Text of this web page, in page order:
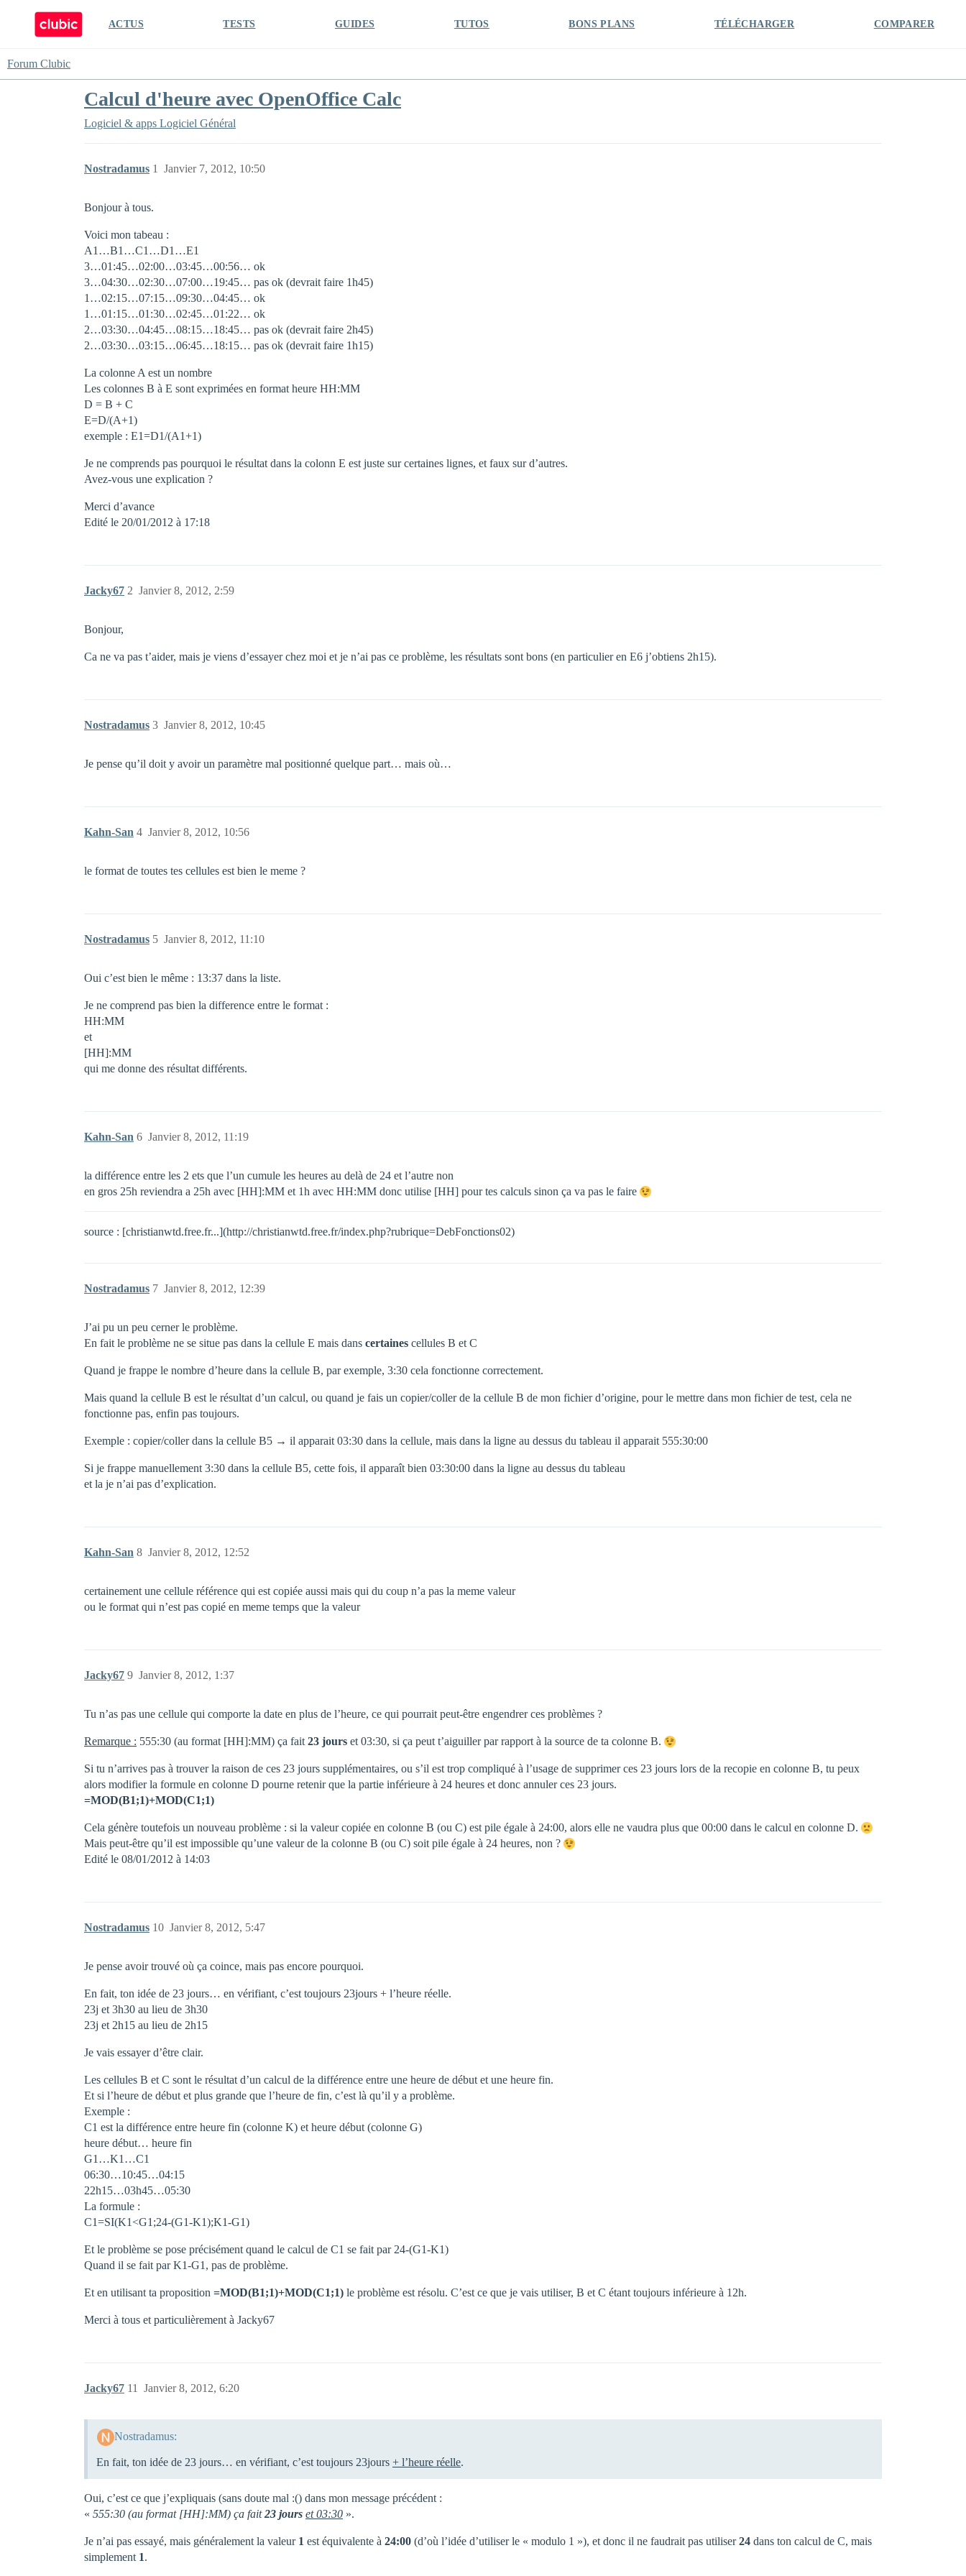
ACTUS TESTS GUIDES TUTOS BONS PLANS TÉLÉCHARGER COMPARER
Forum Clubic
Calcul d'heure avec OpenOffice Calc
Logiciel & apps Logiciel Général
Nostradamus Janvier 7, 2012, 10:50
1
Bonjour à tous.
Voici mon tabeau :
A1…B1…C1…D1…E1
3…01:45…02:00…03:45…00:56… ok
3…04:30…02:30…07:00…19:45… pas ok (devrait faire 1h45)
1…02:15…07:15…09:30…04:45… ok
1…01:15…01:30…02:45…01:22… ok
2…03:30…04:45…08:15…18:45… pas ok (devrait faire 2h45)
2…03:30…03:15…06:45…18:15… pas ok (devrait faire 1h15)
La colonne A est un nombre
Les colonnes B à E sont exprimées en format heure HH:MM
D = B + C
E=D/(A+1)
exemple : E1=D1/(A1+1)
Je ne comprends pas pourquoi le résultat dans la colonn E est juste sur certaines lignes, et faux sur d’autres.
Avez-vous une explication ?
Merci d’avance
Edité le 20/01/2012 à 17:18
Jacky67 Janvier 8, 2012, 2:59
2
Bonjour,
Ca ne va pas t’aider, mais je viens d’essayer chez moi et je n’ai pas ce problème, les résultats sont bons (en particulier en E6 j’obtiens 2h15).
Nostradamus Janvier 8, 2012, 10:45
3
Je pense qu’il doit y avoir un paramètre mal positionné quelque part… mais où…
Kahn-San Janvier 8, 2012, 10:56
4
le format de toutes tes cellules est bien le meme ?
Nostradamus Janvier 8, 2012, 11:10
5
Oui c’est bien le même : 13:37 dans la liste.
Je ne comprend pas bien la difference entre le format :
HH:MM
et
[HH]:MM
qui me donne des résultat différents.
Kahn-San Janvier 8, 2012, 11:19
6
la différence entre les 2 ets que l’un cumule les heures au delà de 24 et l’autre non
en gros 25h reviendra a 25h avec [HH]:MM et 1h avec HH:MM donc utilise [HH] pour tes calculs sinon ça va pas le faire
source : [christianwtd.free.fr...](http://christianwtd.free.fr/index.php?rubrique=DebFonctions02)
Nostradamus Janvier 8, 2012, 12:39
7
J’ai pu un peu cerner le problème.
En fait le problème ne se situe pas dans la cellule E mais dans certaines cellules B et C
Quand je frappe le nombre d’heure dans la cellule B, par exemple, 3:30 cela fonctionne correctement.
Mais quand la cellule B est le résultat d’un calcul, ou quand je fais un copier/coller de la cellule B de mon fichier d’origine, pour le mettre dans mon fichier de test, cela ne
fonctionne pas, enfin pas toujours.
Exemple : copier/coller dans la cellule B5 → il apparait 03:30 dans la cellule, mais dans la ligne au dessus du tableau il apparait 555:30:00
Si je frappe manuellement 3:30 dans la cellule B5, cette fois, il apparaît bien 03:30:00 dans la ligne au dessus du tableau
et la je n’ai pas d’explication.
Kahn-San Janvier 8, 2012, 12:52
8
certainement une cellule référence qui est copiée aussi mais qui du coup n’a pas la meme valeur
ou le format qui n’est pas copié en meme temps que la valeur
Jacky67 Janvier 8, 2012, 1:37
9
Tu n’as pas une cellule qui comporte la date en plus de l’heure, ce qui pourrait peut-être engendrer ces problèmes ?
Remarque : 555:30 (au format [HH]:MM) ça fait 23 jours et 03:30, si ça peut t’aiguiller par rapport à la source de ta colonne B.
Si tu n’arrives pas à trouver la raison de ces 23 jours supplémentaires, ou s’il est trop compliqué à l’usage de supprimer ces 23 jours lors de la recopie en colonne B, tu peux
alors modifier la formule en colonne D pourne retenir que la partie inférieure à 24 heures et donc annuler ces 23 jours.
=MOD(B1;1)+MOD(C1;1)
Cela génère toutefois un nouveau problème : si la valeur copiée en colonne B (ou C) est pile égale à 24:00, alors elle ne vaudra plus que 00:00 dans le calcul en colonne D.
Mais peut-être qu’il est impossible qu’une valeur de la colonne B (ou C) soit pile égale à 24 heures, non ?
Edité le 08/01/2012 à 14:03
Nostradamus Janvier 8, 2012, 5:47
10
Je pense avoir trouvé où ça coince, mais pas encore pourquoi.
En fait, ton idée de 23 jours… en vérifiant, c’est toujours 23jours + l’heure réelle.
23j et 3h30 au lieu de 3h30
23j et 2h15 au lieu de 2h15
Je vais essayer d’être clair.
Les cellules B et C sont le résultat d’un calcul de la différence entre une heure de début et une heure fin.
Et si l’heure de début et plus grande que l’heure de fin, c’est là qu’il y a problème.
Exemple :
C1 est la différence entre heure fin (colonne K) et heure début (colonne G)
heure début… heure fin
G1…K1…C1
06:30…10:45…04:15
22h15…03h45…05:30
La formule :
C1=SI(K1<G1;24-(G1-K1);K1-G1)
Et le problème se pose précisément quand le calcul de C1 se fait par 24-(G1-K1)
Quand il se fait par K1-G1, pas de problème.
Et en utilisant ta proposition =MOD(B1;1)+MOD(C1;1) le problème est résolu. C’est ce que je vais utiliser, B et C étant toujours inférieure à 12h.
Merci à tous et particulièrement à Jacky67
Jacky67 Janvier 8, 2012, 6:20
11
Nostradamus:
En fait, ton idée de 23 jours… en vérifiant, c’est toujours 23jours + l’heure réelle.
Oui, c’est ce que j’expliquais (sans doute mal :() dans mon message précédent :
« 555:30 (au format [HH]:MM) ça fait23 jours et 03:30 ».
Je n’ai pas essayé, mais généralement la valeur 1 est équivalente à 24:00 (d’où l’idée d’utiliser le « modulo 1 »), et donc il ne faudrait pas utiliser24 dans ton calcul de C, mais
simplement 1.